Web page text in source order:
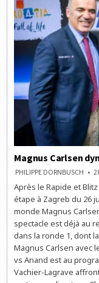
Magnus Carlsen
PHILIPPE DORNBUSCH
Après le Rapide et
étape à Zagreb du 26
monde Magnus
spectacle est déjà au
dans la ronde 1, dont
Magnus Carlsen avec
vs Anand est au
Vachier-Lagrave